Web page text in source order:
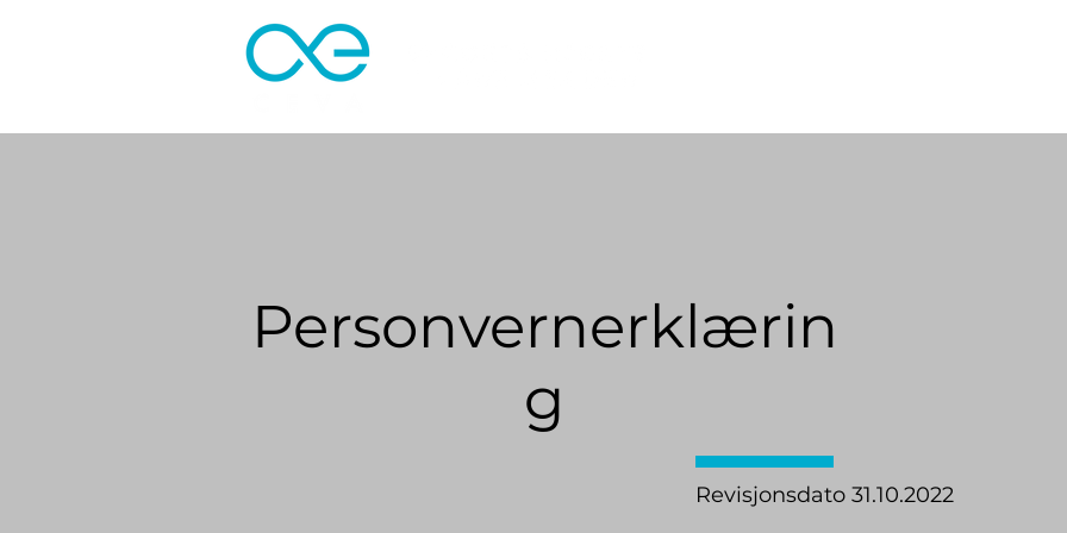
Personvernerklærin
g
Revisjonsdato 31.10.2022